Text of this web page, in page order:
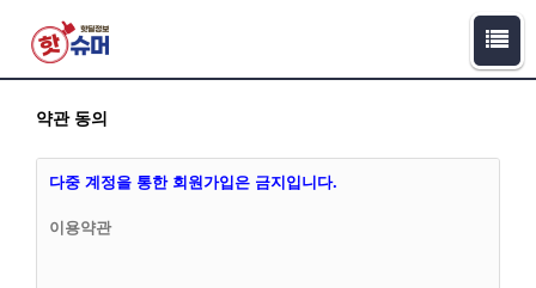
약관 동의
다중 계정을 통한 회원가입은 금지입니다.
이용약관